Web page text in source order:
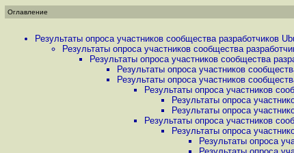
Оглавление
Результаты опроса участников сообщества разработчиков
Результаты опроса участников сообщества
Результаты опроса участников сообщества
Результаты опроса участников
Результаты опроса участников
Результаты опроса участников
Результаты опроса
Результаты опроса
Результаты опроса участников
Результаты опроса
Результаты опроса